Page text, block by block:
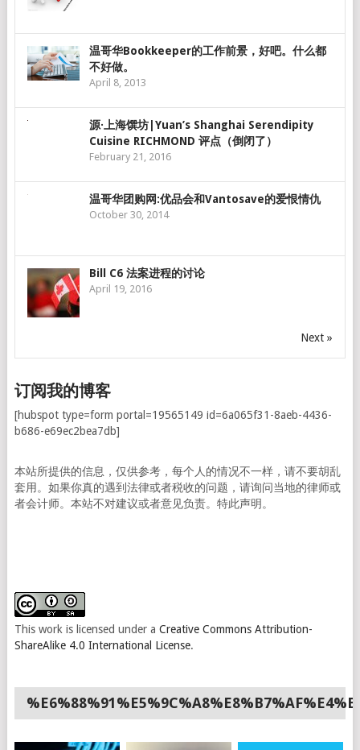
温哥华Bookkeeper的工作前景，好吧。什么都
不好做。
April 8, 2013
源·上海馔坊|Yuan’s Shanghai Serendipity
Cuisine RICHMOND 评点（倒闭了）
February 21, 2016
温哥华团购网:优品会和Vantosave的爱恨情仇
October 30, 2014
Bill C6 法案进程的讨论
April 19, 2016
Next »
订阅我的博客
[hubspot type=form portal=19565149 id=6a065f31-8aeb-4436-
b686-e69ec2bea7db]
本站所提供的信息，仅供参考，每个人的情况不一样，请不要胡乱
套用。如果你真的遇到法律或者税收的问题，请询问当地的律师或
者会计师。本站不对建议或者意见负责。特此声明。
This work is licensed under a Creative Commons Attribution-
ShareAlike 4.0 International License.